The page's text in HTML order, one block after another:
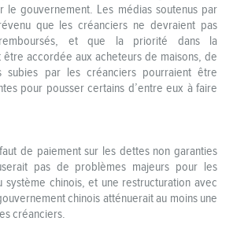
le gouvernement. Les médias soutenus par
que les créanciers ne devraient pas
et que la priorité dans la
accordée aux acheteurs de maisons, de
par les créanciers pourraient être
pour pousser certains d’entre eux à faire
de paiement sur les dettes non garanties
pas de problèmes majeurs pour les
système chinois, et une restructuration avec
chinois atténuerait au moins une
créanciers.